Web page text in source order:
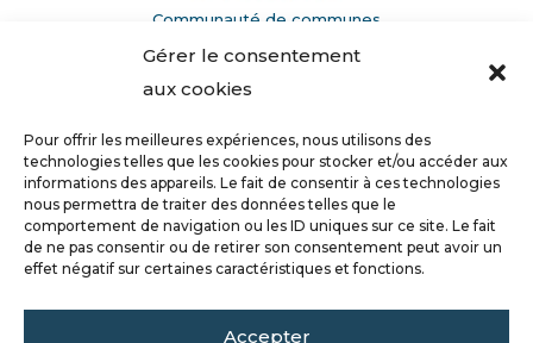
Gérer le consentement
aux cookies
Pour offrir les meilleures expériences, nous utilisons des
technologies telles que les cookies pour stocker et/ou accéder aux
informations des appareils. Le fait de consentir à ces technologies
nous permettra de traiter des données telles que le
comportement de navigation ou les ID uniques sur ce site. Le fait
de ne pas consentir ou de retirer son consentement peut avoir un
effet négatif sur certaines caractéristiques et fonctions.
Accepter
Communauté de communes
Domaine de Villemorant
41210 Neung-sur-Beuvron
02 54 94 62 00
contact@sologne-des-etangs.fr